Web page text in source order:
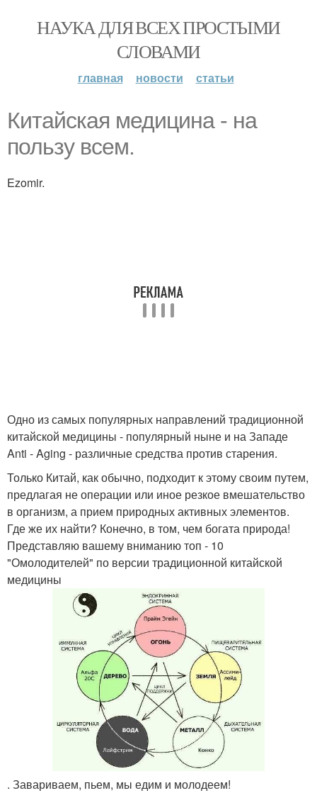
НАУКА ДЛЯ ВСЕХ ПРОСТЫМИ
СЛОВАМИ
главная новости статьи
Китайская медицина - на
пользу всем.
Ezomir.
Одно из самых популярных направлений традиционной
китайской медицины - популярный ныне и на Западе
Anti - Aging - различные средства против старения.
Только Китай, как обычно, подходит к этому своим путем,
предлагая не операции или иное резкое вмешательство
в организм, а прием природных активных элементов.
Где же их найти? Конечно, в том, чем богата природа!
Представляю вашему вниманию топ - 10
"Омолодителей" по версии традиционной китайской
медицины
. Завариваем, пьем, мы едим и молодеем!